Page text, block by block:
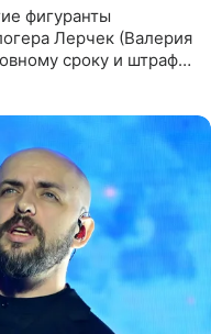
фигуранты
Лерчек (Валерия
сроку и штрафу,